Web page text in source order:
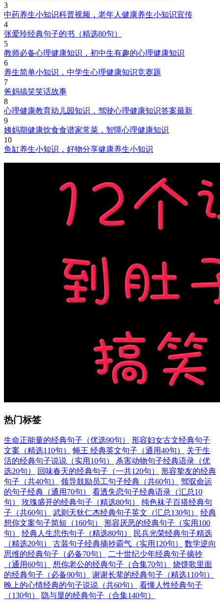
3
中药养生小知识科普视频，老年人健康养生小知识宣传
4
张爱玲经典句子的书（精选80句）
5
教师必备心理健康知识，初中生有趣的心理健康知识
6
养生简单小知识，中学生心理健康知识竞赛题
7
爸妈搞笑笑话故事
8
心理健康教育幼儿园知识，驾驶心理健康知识答案最新
9
姨妈期健康饮食食谱家常菜，智障心理健康知识
10
鱼缸养生小知识，好物分享健康养生小知识
热门标签
生命正能量的经典句子（优选90句）
形容妇女古文经典句子
文案（精选110句）
蝇王 经典英文句子（通用40句）
关于生
活的经典句子说说（实用10句）
杀害动物句子经典语录（优
选20句）
回味春天的经典句子（一共120句）
形容挚友的经典
句子（共40句）
领导鼓励员工句子经典（共60句）
驾驭命运
的句子经典（通用70句）
看透失恋句子经典语录（汇总10
句）
玫瑰盛开的经典句子（精选80句）
纯色袜子百搭经典句
子（共60句）
武则天狄仁杰经典句子英文（汇总130句）
经典
想你文案句子简短（160句）
形容厌恶的经典句子（实用100
句）
经典人生悲伤句子（精选80句）
民兵光荣经典句子精选
（精选20句）
古装句子经典摘抄霸气（实用120句）
数学逆向
思维的经典句子（必备70句）
二十世纪少年经典句子摘抄
（通用60句）
想你老公的经典句子（合集70句）
烧饼歌里面
的经典句子（必备90句）
谢谢长辈的经典句子（精选110句）
晚上的心情经典的句子说说（共60句）
看懂人性经典句子
（130句）
隐与显的经典句子（合集140句）